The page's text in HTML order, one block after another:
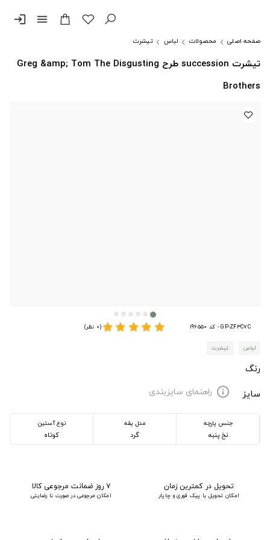
menu
login
صفحه اصلی محصولات لباس تیشرت
تیشرت succession طرح Greg &amp; Tom The Disgusting
Brothers
GP-ZF3C7C - کد 196550 star
star
star
star
star(0 نظر)
لباس تیشرت
رنگ
سایز
info راهنمای سایزبندی
جنس پارچه
نخ پنبه
مدل یقه
گرد
نوع آستین
کوتاه
تحویل در کمترین زمان
امکان تحویل با پیک فوری و چاپار
۷ روز ضمانت مرجوعی کالا
امکان مرجوعی در صورت نا رضایتی